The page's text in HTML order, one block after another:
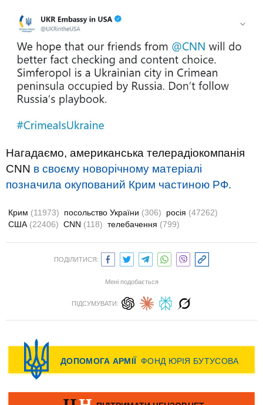
Нагадаємо, американська телерадіокомпанія
CNN в своєму новорічному матеріалі
позначила окупований Крим частиною РФ.
Крим (11973) посольство України (306) росія (47262)
США (22406) CNN (118) телебачення (799)
ПОДІЛИТИСЯ:
Мені подобається
ПІДСУМУВАТИ: